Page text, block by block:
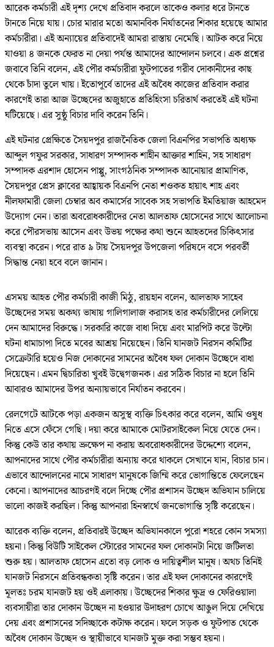
আরেক কর্মচারী এই দৃশ্য দেখে প্রতিবাদ করলে তাকেও কলার ধরে টানতে
টানতে নিয়ে যায়। চোর মারার মতো অমানবিক নির্যাতনের শিকার হয়েছে আমার
কর্মচারীরা। এই অন্যায়ের প্রতিবাদেই আমরা রাস্তায় নেমেছি। আটক করে নিয়ে
যাওয়া ৪ জনকে ফেরত না দেয়া পর্যন্ত আমাদের আন্দোলন চলবে। এক প্রশ্নের
জবাবে তিনি বলেন, এই পৌর কর্মচারীরা ফুটপাতের গরীব দোকানীদের কাছ
থেকে চাঁদা তুলে খায়। ইতোপূর্বে তাদের এই অবৈধ কাজের প্রতিবাদ করার
কারণেই তারা আজ উচ্ছেদের অজুহাতে প্রতিহিংসা চরিতার্থ করতেই এই ঘটনা
ঘটিয়েছে। এর সুষ্ঠু বিচার দাবি করেন তিনি।
এই ঘটনার প্রেক্ষিতে সৈয়দপুর রাজনৈতিক জেলা বিএনপির সভাপতি অধ্যক্ষ
আব্দুল গফুর সরকার, সাধারণ সম্পাদক শাহীন আক্তার শাহিন, সহ সাধারণ
সম্পাদক এরশাদ হোসেন পাপ্পু, সাংগঠনিক সম্পাদক আনোয়ার প্রামাণিক,
সৈয়দপুর প্রেস ক্লাবের আহ্বায়ক বিএনপি নেতা শওকত হায়াৎ শাহ এবং
নীলফামারী জেলা চেম্বার অব কমার্সের সাবেক সহ সভাপতি ইমতিয়াজ আহমেদ
উদ্যোগ নেন। তারা অবরোধকারীদের নেতা আলতাফ হোসেনের সাথে আলোচনা
করে পৌরসভায় আসেন এবং উভয় পক্ষের কথা শুনে আহতদের চিকিৎসার
ব্যবস্থা করেন। পরে রাত ৯ টায় সৈয়দপুর উপজেলা পরিষদে বসে পরবর্তী
সিদ্ধান্ত নেয়া হবে বলে জানান।
এসময় আহত পৌর কর্মচারী কাজী মিঠু, রায়হান বলেন, আলতাফ সাহেব
উচ্ছেদের সময় অকথ্য ভাষায় গালিগালাজ করাসহ তার কর্মচারীদের লেলিয়ে
দেন আমাদের বিরুদ্ধে। সরকারি কাজে বাধা দিয়ে এবং মারপিট করে উল্টো
ঘটনা ধামাচাপা দিতে মবের আশ্রয় নিয়েছেন। তিনি যানজট নিরসন কমিটির
সেক্রেটারি হয়েও নিজ দোকানের সামনের অবৈধ ফল দোকান উচ্ছেদে বাধা
দিয়েছেন। এমন দ্বিচারিতা খুবই উদ্বেগজনক। এর সঠিক বিচার না হলে তিনি
আবারও আমাদের উপর অন্যায়ভাবে নির্যাতন করবেন।
রেলগেটে আটকে পড়া একজন অসুস্থ ব্যক্তি চিৎকার করে বলেন, আমি ওষুধ
নিতে এসে ফেঁসে গেছি। দয়া করে আমাকে মোটরসাইকেল নিয়ে যেতে দেন।
কিন্তু কেউ তার কথায় ভ্রুক্ষেপ না করায় অবরোধকারীদের উদ্দেশ্যে বলেন,
আপনাদের সাথে পৌর কর্মচারীরা অন্যায় করে থাকলে সেখানে যান, বিচার চান।
এভাবে আন্দোলনের নামে সাধারণ মানুষকে জিম্মি করে ভোগান্তিতে ফেলেছেন
কেনো। আপনাদের আচরণই বলে দিচ্ছে পৌর প্রশাসন উচ্ছেদ অভিযান চালিয়ে
ভালো কাজই করছিল। কিন্তু আপনারা হিনস্বার্থে জনভোগান্তি সৃষ্টি করেছেন।
আরেক ব্যক্তি বলেন, প্রতিবারই উচ্ছেদ অভিযানকালে পুরো শহরে কোন সমস্যা
হয়না। কিন্তু বিউটি সাইকেল স্টোরের সামনের ফল দোকানটা নিয়ে জটিলতা
শুরু হয়। আলতাফ হোসেন এতো বড় লোক ও দায়িত্বশীল মানুষ। অথচ তিনিই
যানজট নিরসনে প্রতিবন্ধকতা সৃষ্টি করেন। তার এই ফল দোকানের কারণেই
মূলতঃ চরম যানজট হয় ওই এলাকায়। উচ্ছেদের শিকার ক্ষুদ্র ও ফেরিওয়ালা
ব্যবসায়ীরা তার দোকান উচ্ছেদ না হওয়ার উদাহরণ চোখে আঙুল দিয়ে দেখিয়ে
দেয় এবং প্রশাসনের সদিচ্ছাকে কটাক্ষ করেন। ফলে সড়ক ও ফুটপাত থেকে
অবৈধ দোকান উচ্ছেদ ও স্থায়ীভাবে যানজট মুক্ত করা সম্ভব হয়না।